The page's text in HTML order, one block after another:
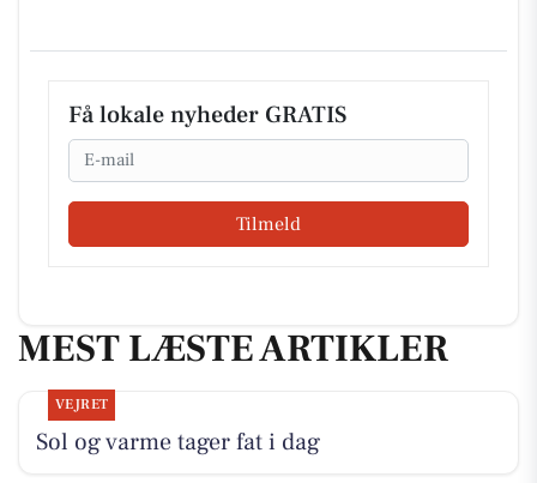
Få lokale nyheder GRATIS
Email
Tilmeld
MEST LÆSTE ARTIKLER
VEJRET
Sol og varme tager fat i dag